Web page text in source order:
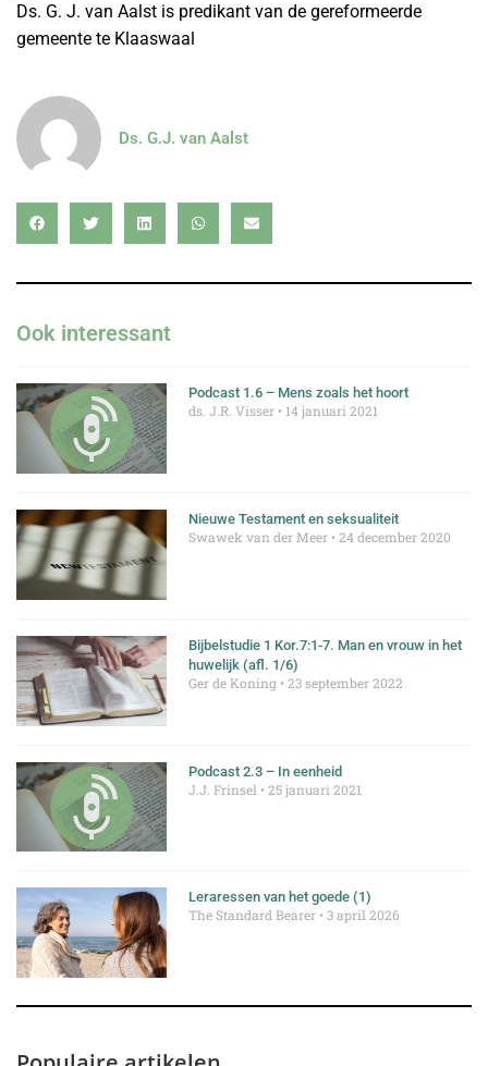
Ds. G. J. van Aalst is predikant van de gereformeerde
gemeente te Klaaswaal
Ds. G.J. van Aalst
Ook interessant
Podcast 1.6 – Mens zoals het hoort
ds. J.R. Visser 14 januari 2021
Nieuwe Testament en seksualiteit
Swawek van der Meer 24 december 2020
Bijbelstudie 1 Kor.7:1-7. Man en vrouw in het
huwelijk (afl. 1/6)
Ger de Koning 23 september 2022
Podcast 2.3 – In eenheid
J.J. Frinsel 25 januari 2021
Leraressen van het goede (1)
The Standard Bearer 3 april 2026